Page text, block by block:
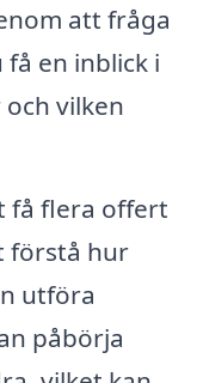
att fråga
en inblick i
vilken
få flera offert
förstå hur
utföra
påbörja